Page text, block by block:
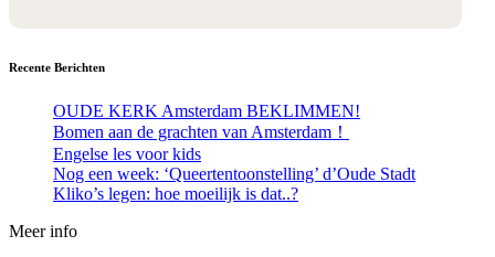
Recente Berichten
OUDE KERK Amsterdam BEKLIMMEN!
Bomen aan de grachten van Amsterdam！
Engelse les voor kids
Nog een week: ‘Queertentoonstelling’ d’Oude Stadt
Kliko’s legen: hoe moeilijk is dat..?
Meer info